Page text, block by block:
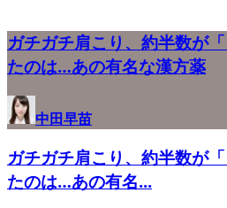
ガチガチ肩こり、約半数が
たのは…あの有名な漢方薬
中田早苗
ガチガチ肩こり、約半数が
たのは…あの有名...